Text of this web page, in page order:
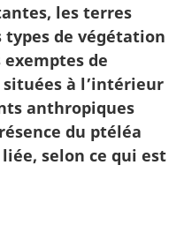
les terres
de végétation
de
à l’intérieur
anthropiques
du ptéléa
selon ce qui est